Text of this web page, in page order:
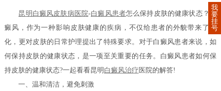
昆明白癜风皮肤病医院-白癜风患者怎么保持皮肤的健康状态？白
癜风，作为一种影响皮肤健康的疾病，不仅给患者的外貌带来了变
化，更对皮肤的日常护理提出了特殊要求。对于白癜风患者来说，如
何保持皮肤的健康状态，是一项至关重要的任务。白癜风患者如何保
持皮肤的健康状态?一起看看昆明 白癜风治疗 医院的解答!
一、温和清洁，避免刺激
我
要
挂
号